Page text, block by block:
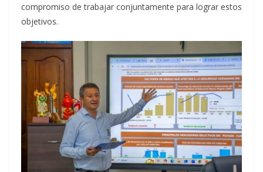
compromiso de trabajar conjuntamente para lograr estos
objetivos.